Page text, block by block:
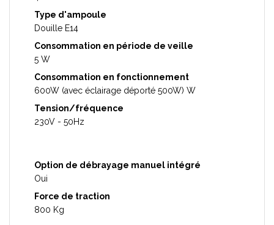
Type d'ampoule
Douille E14
Consommation en période de veille
5 W
Consommation en fonctionnement
600W (avec éclairage déporté 500W) W
Tension/fréquence
230V - 50Hz
Option de débrayage manuel intégré
Oui
Force de traction
800 Kg